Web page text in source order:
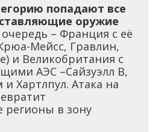
попадают все
оружие
– Франция с её
Мейсс, Гравлин,
и Великобритания с
АЭС –Сайзуэлл B,
Хартлпул. Атака на
регионы в зону